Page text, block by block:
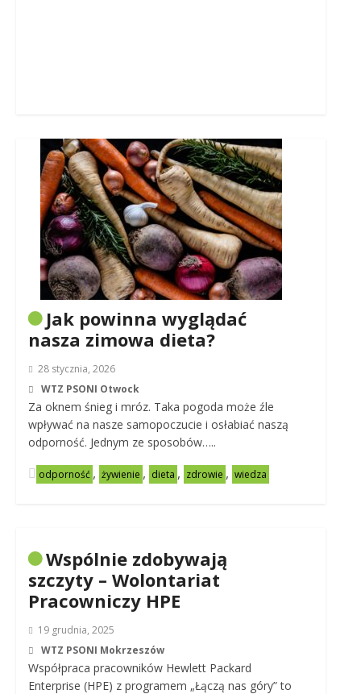
Jak powinna wyglądać
nasza zimowa dieta?
28 stycznia, 2026
WTZ PSONI Otwock
Za oknem śnieg i mróz. Taka pogoda może źle
wpływać na nasze samopoczucie i osłabiać naszą
odporność. Jednym ze sposobów…..
odporność , żywienie , dieta , zdrowie , wiedza
Wspólnie zdobywają
szczyty – Wolontariat
Pracowniczy HPE
19 grudnia, 2025
WTZ PSONI Mokrzeszów
Współpraca pracowników Hewlett Packard
Enterprise (HPE) z programem „Łączą nas góry” to